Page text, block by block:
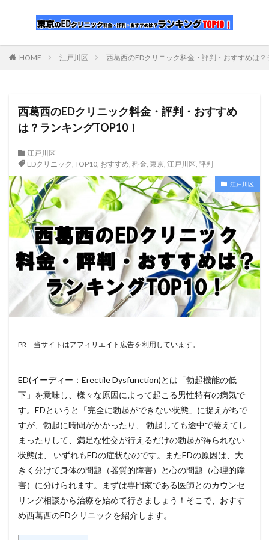
HOME 江戸川区 西葛西のEDクリニック料金・評判・おすすめは
西葛西のEDクリニック料金・評判・おすすめ
は？ランキングTOP10！
江戸川区
EDクリニック, TOP10, おすすめ, 料金, 東京, 江戸川区, 評判
江戸川区
PR 当サイトはアフィリエイト広告を利用しています。
ED(イーディー：Erectile Dysfunction)とは「勃起機能の低
下」を意味し、様々な原因によって起こる男性特有の病気で
す。EDというと「完全に勃起ができない状態」に捉えがちで
すが、勃起に時間がかかったり、 勃起しても途中で萎えてし
まったりして、満足な性交が行えるだけの勃起が得られない
状態は、 いずれもEDの症状なのです。またEDの原因は、大
きく分けて身体の問題（器質的障害）と心の問題（心理的障
害）に分けられます。まずは専門家である医師とのカウンセ
リング相談から治療を始めて行きましょう！そこで、おすす
め西葛西のEDクリニックを紹介します。